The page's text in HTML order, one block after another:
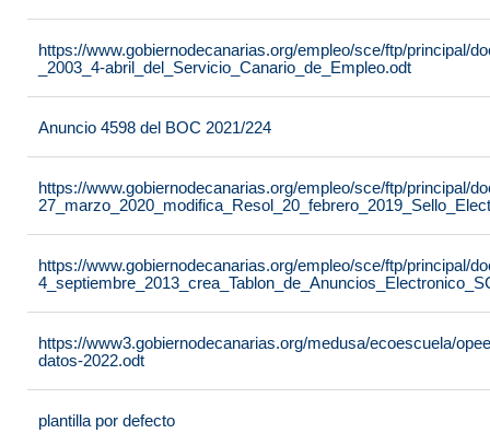
https://www.gobiernodecanarias.org/empleo/sce/ftp/principal/
_2003_4-abril_del_Servicio_Canario_de_Empleo.odt
Anuncio 4598 del BOC 2021/224
https://www.gobiernodecanarias.org/empleo/sce/ftp/principal/
https://www.gobiernodecanarias.org/empleo/sce/ftp/principal/
https://www3.gobiernodecanarias.org/medusa/ecoescuela/
datos-2022.odt
plantilla por defecto